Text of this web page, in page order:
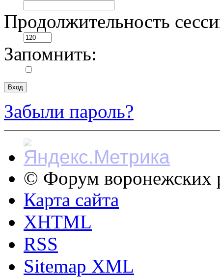
Продолжительность
Запомнить:
Забыли пароль?
© Форум воронежских
Карта сайта
XHTML
RSS
Sitemap XML